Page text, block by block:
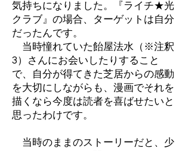
気持ちになりました。『ライチ★光
クラブ』の場合、ターゲットは自分
だったんです。
当時憧れていた飴屋法水（※注釈
3）さんにお会いしたりすること
で、自分が得てきた芝居からの感動
を大切にしながらも、漫画でそれを
描くなら今度は読者を喜ばせたいと
思ったわけです。
当時のままのストーリーだと、少